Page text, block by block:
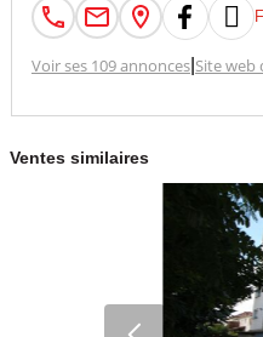

Voir ses 109 annonces| Site web
Ventes similaires